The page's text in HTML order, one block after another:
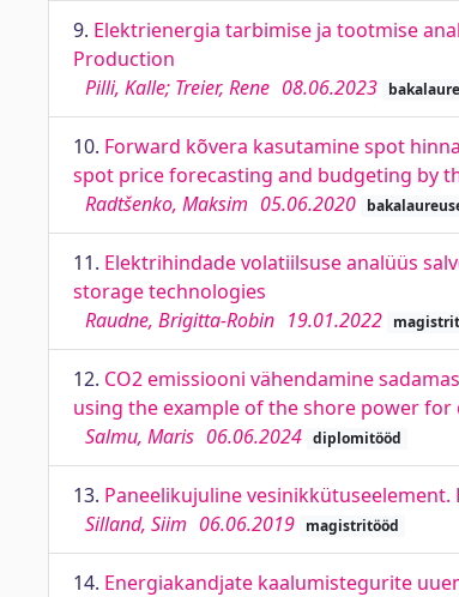
9. Elektrienergia tarbimise ja tootmise
Production
Pilli, Kalle; Treier, Rene 08.06.2023
10. Forward kõvera kasutamine spot
spot price forecasting and budgeting by
Radtšenko, Maksim 05.06.2020
11. Elektrihindade volatiilsuse analüüs
storage technologies
Raudne, Brigitta-Robin 19.01.2022
12. CO2 emissiooni vähendamine
using the example of the shore power
Salmu, Maris 06.06.2024 diplomitööd
13. Paneelikujuline vesinikkütuseelement.
Silland, Siim 06.06.2019 magistritööd
14. Energiakandjate kaalumistegurite